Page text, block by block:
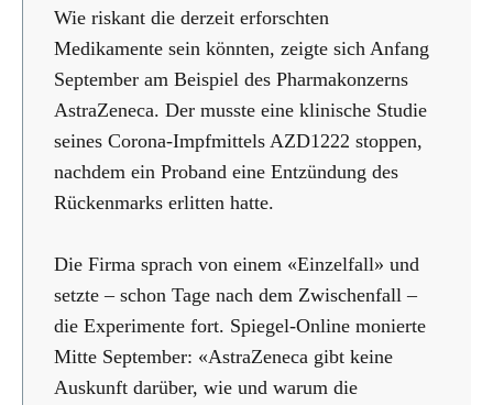
Wie riskant die derzeit erforschten
Medikamente sein könnten, zeigte sich Anfang
September am Beispiel des Pharmakonzerns
AstraZeneca. Der musste eine klinische Studie
seines Corona-Impfmittels AZD1222 stoppen,
nachdem ein Proband eine Entzündung des
Rückenmarks erlitten hatte.
Die Firma sprach von einem «Einzelfall» und
setzte – schon Tage nach dem Zwischenfall –
die Experimente fort. Spiegel-Online monierte
Mitte September: «AstraZeneca gibt keine
Auskunft darüber, wie und warum die